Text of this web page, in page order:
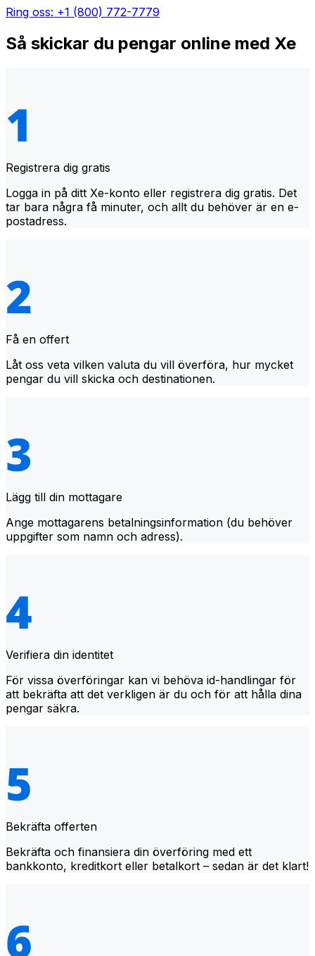
Ring oss: +1 (800) 772-7779
Så skickar du pengar online med Xe
Registrera dig gratis
Logga in på ditt Xe-konto eller registrera dig gratis. Det
tar bara några få minuter, och allt du behöver är en e-
postadress.
Få en offert
Låt oss veta vilken valuta du vill överföra, hur mycket
pengar du vill skicka och destinationen.
Lägg till din mottagare
Ange mottagarens betalningsinformation (du behöver
uppgifter som namn och adress).
Verifiera din identitet
För vissa överföringar kan vi behöva id-handlingar för
att bekräfta att det verkligen är du och för att hålla dina
pengar säkra.
Bekräfta offerten
Bekräfta och finansiera din överföring med ett
bankkonto, kreditkort eller betalkort – sedan är det klart!